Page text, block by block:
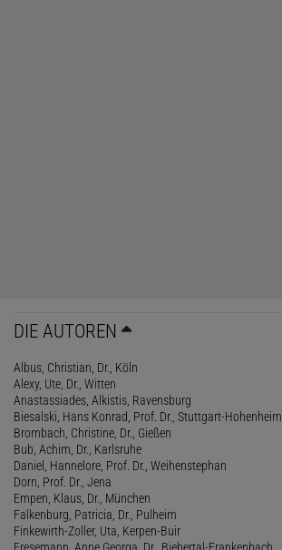
DIE AUTOREN
Albus, Christian, Dr., Köln
Alexy, Ute, Dr., Witten
Anastassiades, Alkistis, Ravensburg
Biesalski, Hans Konrad, Prof. Dr., Stuttgart-Hohenheim
Brombach, Christine, Dr., Gießen
Bub, Achim, Dr., Karlsruhe
Daniel, Hannelore, Prof. Dr., Weihenstephan
Dorn, Prof. Dr., Jena
Empen, Klaus, Dr., München
Falkenburg, Patricia, Dr., Pulheim
Finkewirth-Zoller, Uta, Kerpen-Buir
Fresemann, Anne Georga, Dr., Biebertal-Frankenbach